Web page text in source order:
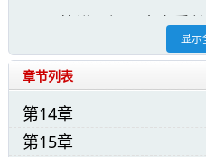
等进了门，大家看
姜大小姐，这是要订
那主角是？
显示
章节列表
第14章
第15章